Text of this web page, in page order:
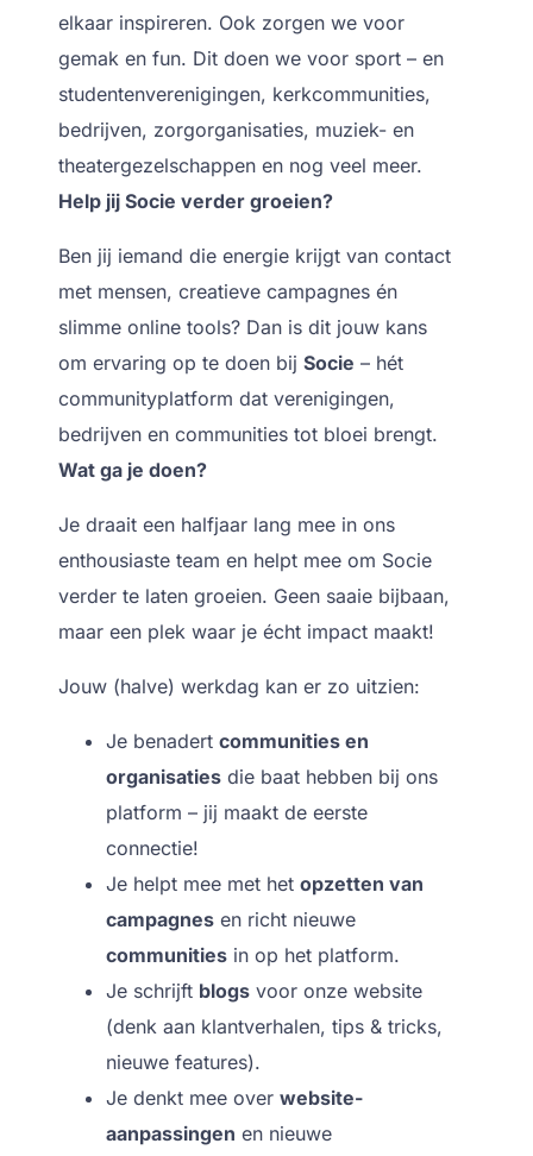
elkaar inspireren. Ook zorgen we voor
gemak en fun. Dit doen we voor sport – en
studentenverenigingen, kerkcommunities,
bedrijven, zorgorganisaties, muziek- en
theatergezelschappen en nog veel meer.
Help jij Socie verder groeien?
Ben jij iemand die energie krijgt van contact
met mensen, creatieve campagnes én
slimme online tools? Dan is dit jouw kans
om ervaring op te doen bij Socie – hét
communityplatform dat verenigingen,
bedrijven en communities tot bloei brengt.
Wat ga je doen?
Je draait een halfjaar lang mee in ons
enthousiaste team en helpt mee om Socie
verder te laten groeien. Geen saaie bijbaan,
maar een plek waar je écht impact maakt!
Jouw (halve) werkdag kan er zo uitzien:
Je benadert communities en
organisatiesdie baat hebben bij ons
platform – jij maakt de eerste
connectie!
Je helpt mee met het opzetten van
campagnesen richt nieuwe
communitiesin op het platform.
Je schrijft blogsvoor onze website
(denk aan klantverhalen, tips & tricks,
nieuwe features).
Je denkt mee over website-
aanpassingen en nieuwe